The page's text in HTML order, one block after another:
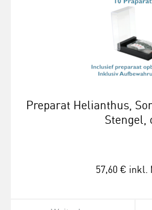
Preparat Helianthus,
Stengel,
57,60 € inkl.